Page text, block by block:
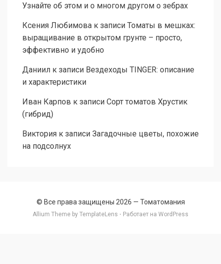
Узнайте об этом и о многом другом о зебрах
Ксения Любимова к записи Томаты в мешках:
выращивание в открытом грунте – просто,
эффективно и удобно
Даниил к записи Вездеходы TINGER: описание
и характеристики
Иван Карпов к записи Сорт томатов Хрустик
(гибрид)
Виктория к записи Загадочные цветы, похожие
на подсолнух
© Все права защищены 2026 — Томатомания
Allium Theme by TemplateLens ⋅ Работает на WordPress